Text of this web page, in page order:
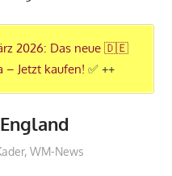
2026: Das neue 🇩🇪
– Jetzt kaufen! ✅ ++
,WM-News